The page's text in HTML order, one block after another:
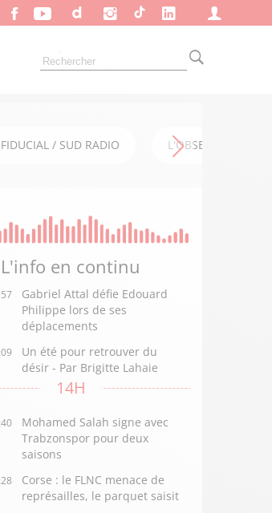
/ SUD RADIO L'OBSERVATOIRE
L'info en continu
Gabriel Attal défie Edouard
Philippe lors de ses
déplacements
Un été pour retrouver du
désir - Par Brigitte Lahaie
14H
Mohamed Salah signe avec
Trabzonspor pour deux
saisons
Corse : le FLNC menace de
représailles, le parquet saisit